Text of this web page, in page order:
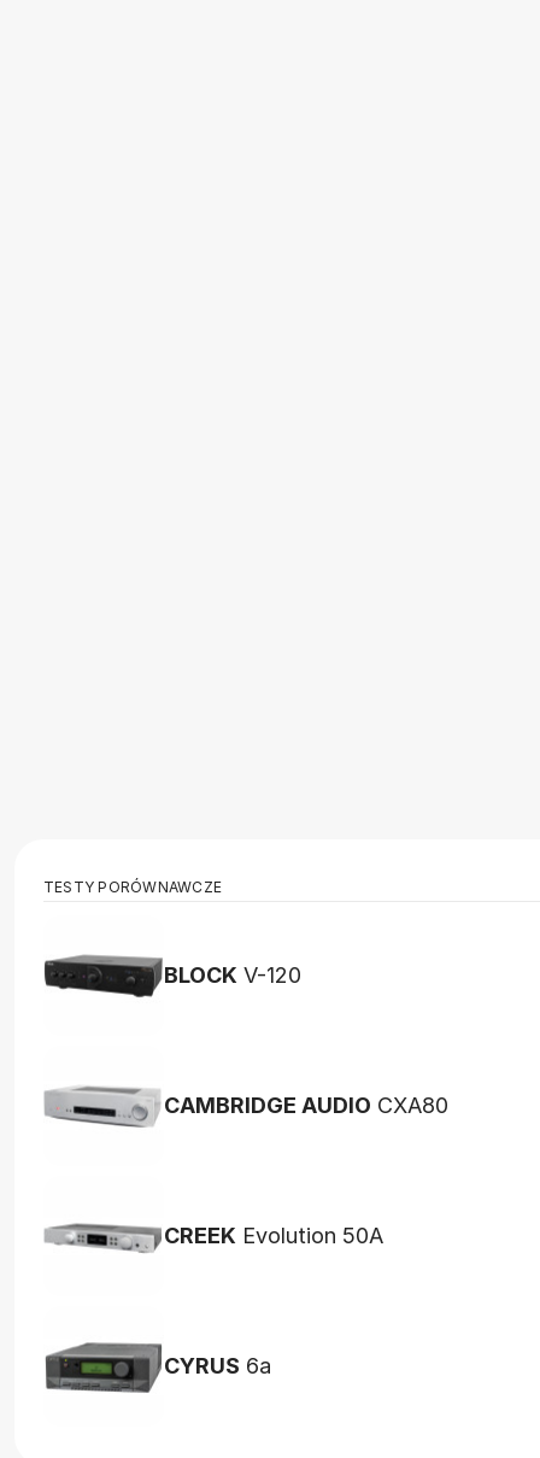
TESTY PORÓWNAWCZE
BLOCK V-120
CAMBRIDGE AUDIO CXA80
CREEK Evolution 50A
CYRUS 6a